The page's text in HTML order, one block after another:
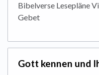
Bibelverse Lesepläne
Gebet
Gott kennen und